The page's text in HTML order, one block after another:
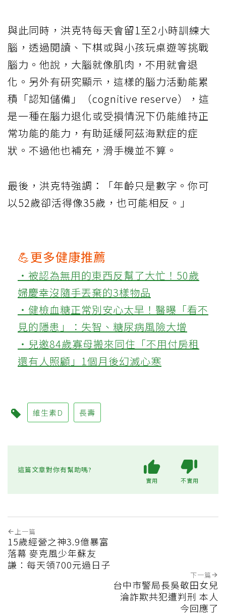
與此同時，洪克特每天會留1至2小時訓練大
腦，透過閱讀、下棋或與小孩玩桌遊等挑戰
腦力。他說，大腦就像肌肉，不用就會退
化。另外有研究顯示，這樣的腦力活動能累
積「認知儲備」（cognitive reserve），這
是一種在腦力退化或受損情況下仍能維持正
常功能的能力，有助延緩阿茲海默症的症
狀。不過他也補充，滑手機並不算。
最後，洪克特強調：「年齡只是數字。你可
以52歲卻活得像35歲，也可能相反。」
💪更多健康推薦
‧被認為無用的東西反幫了大忙！50歲
婦慶幸沒隨手丟棄的3樣物品
‧健檢血糖正常別安心太早！醫曝「看不
見的隱患」：失智、糖尿病風險大增
‧兒邀84歲寡母搬來同住「不用付房租
還有人照顧」1個月後幻滅心寒
維生素D 長壽
這篇文章對你有幫助嗎?
實用 不實用
上一篇
15歲經營之神3.9億暴富
落幕 麥克風少年蘇友
謙：每天領700元過日子
下一篇
台中市警局長吳敬田女兒
淪詐欺共犯遭判刑 本人
今回應了